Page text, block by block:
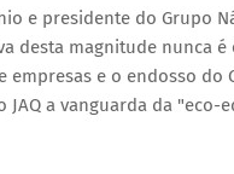
e presidente do Grupo
desta magnitude nunca
e o endosso do
a vanguarda da "eco-